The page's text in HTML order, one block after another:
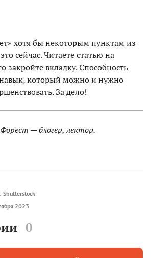
хотя бы некоторым пунктам из
сейчас. Читаете статью на
закройте вкладку. Способность
который можно и нужно
За дело!
— блогер, лектор.
Shutterstock
2023
0